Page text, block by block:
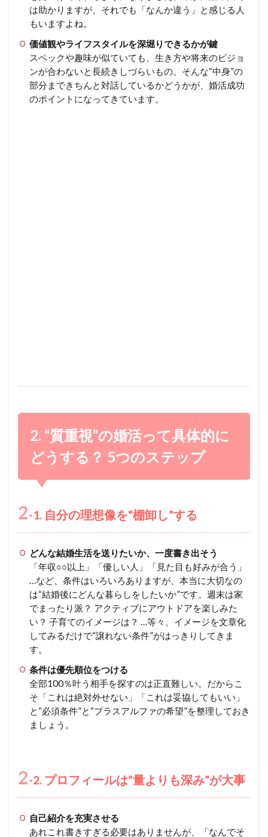
は助かりますが、それでも「なんか違う」と感じる人
もいますよね。
価値観やライフスタイルを深堀りできるかが鍵
スペックや趣味が似ていても、生き方や将来のビジョ
ンが合わないと長続きしづらいもの。そんな“中身”の
部分まできちんと対話しているかどうかが、婚活成功
のポイントになってきています。
2. “質重視”の婚活って具体的に
どうする？ 5つのステップ
2-1. 自分の理想像を“棚卸し”する
どんな結婚生活を送りたいか、一度書き出そう
「年収○○以上」「優しい人」「見た目も好みが合う」
…など、条件はいろいろありますが、本当に大切なの
は“結婚後にどんな暮らしをしたいか”です。週末は家
でまったり派？ アクティブにアウトドアを楽しみた
い？ 子育てのイメージは？ …等々、イメージを文章化
してみるだけで“譲れない条件”がはっきりしてきま
す。
条件は優先順位をつける
全部100％叶う相手を探すのは正直難しい。だからこ
そ「これは絶対外せない」「これは妥協してもいい」
と“必須条件”と“プラスアルファの希望”を整理しておき
ましょう。
2-2. プロフィールは“量よりも深み”が大事
自己紹介を充実させる
あれこれ書きすぎる必要はありませんが、「なんでそ